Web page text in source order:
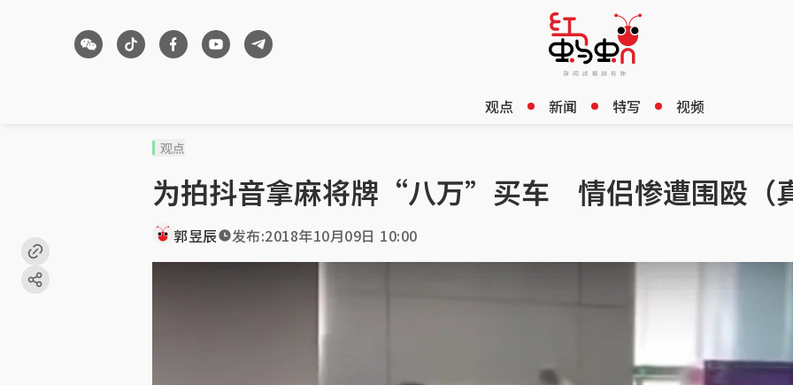
观点 新闻 特写 视频
观点
为拍抖音拿麻将牌“八万”买车 情侣惨遭围殴
郭昱辰 发布:2018年10月09日 10:00